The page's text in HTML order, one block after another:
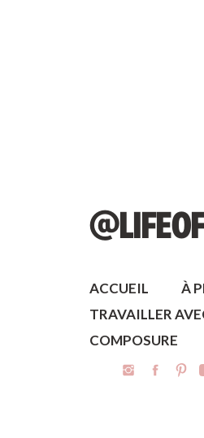
COMPOSURE
À
TRAVAILLER
ACCUEIL